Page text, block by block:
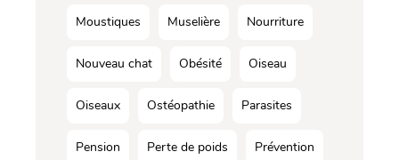
Moustiques Muselière Nourriture
Nouveau chat Obésité Oiseau
Oiseaux Ostéopathie Parasites
Pension Perte de poids Prévention